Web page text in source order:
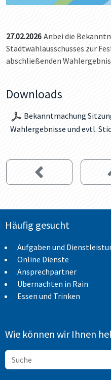
27.02.2026 Anbei die
Stadtwahlausschusses zur
abschließenden
Downloads
Bekanntmachung
Wahlergebnisse und evtl.
Häufig gesucht
Aufgaben und
Online Dienste
Ansprechpartner
Übernachten in Rain
Essen und Trinken
Wie können wir Ihnen